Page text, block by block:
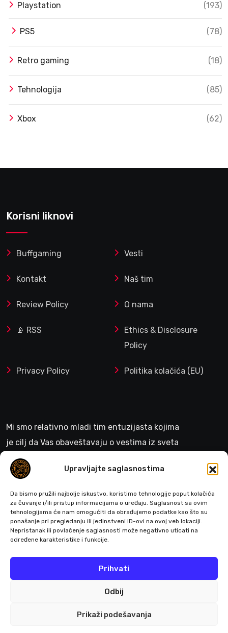
Upravljajte saglasnostima
Da bismo pružili najbolje iskustvo, koristimo tehnologije poput kolačića
za čuvanje i/ili pristup informacijama o uređaju. Saglasnost sa ovim
tehnologijama će nam omogućiti da obrađujemo podatke kao što su
ponašanje pri pregledanju ili jedinstveni ID-ovi na ovoj veb lokaciji.
Nepristanak ili povlačenje saglasnosti može negativno uticati na
određene karakteristike i funkcije.
Prihvati
Odbij
Prikaži podešavanja
Playstation (193)
PS5 (78)
Retro gaming (18)
Tehnologija (85)
Xbox (62)
Korisni liknovi
Buffgaming Vesti
Kontakt Naš tim
Review Policy O nama
📡 RSS
Ethics & Disclosure
Policy
Privacy Policy Politika kolačića (EU)
Mi smo relativno mladi tim entuzijasta kojima
je cilj da Vas obaveštavaju o vestima iz sveta
gejminga
>
Pratite nas